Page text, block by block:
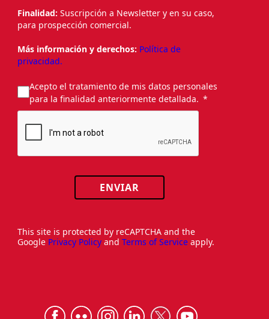
Finalidad: Suscripción a Newsletter y en su caso,
para prospección comercial.
Más información y derechos: Política de
privacidad.
Acepto el tratamiento de mis datos personales
para la finalidad anteriormente detallada.
ENVIAR
This site is protected by reCAPTCHA and the
Google Privacy Policy and Terms of Service apply.